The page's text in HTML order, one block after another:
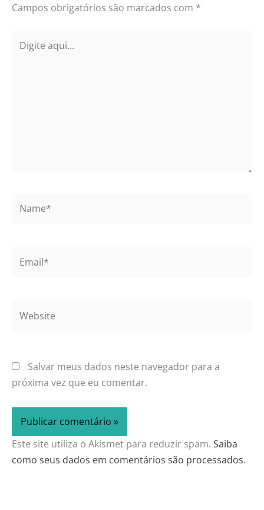
Campos obrigatórios são marcados com *
aqui...
Salvar meus dados neste navegador para a
próxima vez que eu comentar.
Este site utiliza o Akismet para reduzir spam. Saiba
como seus dados em comentários são processados.